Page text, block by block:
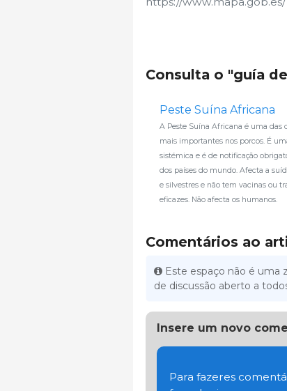
Consulta o "guía
Peste Suína Africana
A Peste Suína Africana é uma das
mais importantes nos porcos. É
sistémica e é de notificação
dos países do mundo. Afecta a
e silvestres e não tem vacinas ou
eficazes. Não afecta os humanos.
Comentários ao
Este espaço não é uma
de discussão aberto a
Insere um novo
Para fazeres